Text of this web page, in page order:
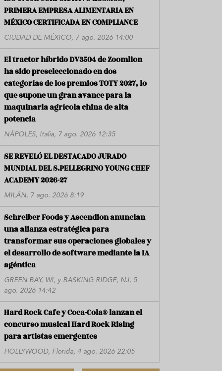
PRIMERA EMPRESA ALIMENTARIA EN
MÉXICO CERTIFICADA EN COMPLIANCE
CIUDAD DE MÉXICO, 7 ago. 2026 14:00
El tractor híbrido DV3504 de Zoomlion
ha sido preseleccionado en dos
categorías de los premios TOTY 2027, lo
que supone un gran avance para la
maquinaria agrícola china de alta
potencia
NÁPOLES, Italia, 7 ago. 2026 12:35
SE REVELÓ EL DESTACADO JURADO
MUNDIAL DEL S.PELLEGRINO YOUNG CHEF
ACADEMY 2026-27
MILÁN, 7 ago. 2026 8:19
Schreiber Foods y Ascendion anuncian
una alianza estratégica para
transformar sus operaciones globales y
el desarrollo de software mediante la IA
agéntica
GREEN BAY, WI, y BASKING RIDGE, NJ, 5
ago. 2026 14:42
Hard Rock Cafe y Coca-Cola® lanzan el
concurso musical Hard Rock Rising
para artistas emergentes
HOLLYWOOD, Florida, 4 ago. 2026 22:05